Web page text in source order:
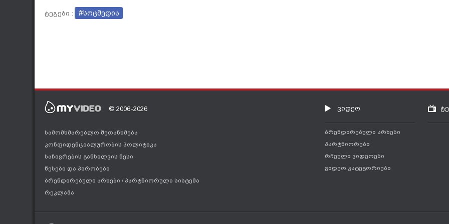
ტეგები : #სოცმედია
© 2006-2026
სამომხმარებლო შეთანხმება
კონფიდენციალურობის პოლიტიკა
საჩივრების განხილვის წესი
წესები და პირობები
ბრენდირებული არხები / პარტნიორული სისტემა
რეკლამა
ვიდეო
ბრენდირებული არხები
პარტნიორები
რჩეული ვიდეოები
ვიდეო კატეგორიები